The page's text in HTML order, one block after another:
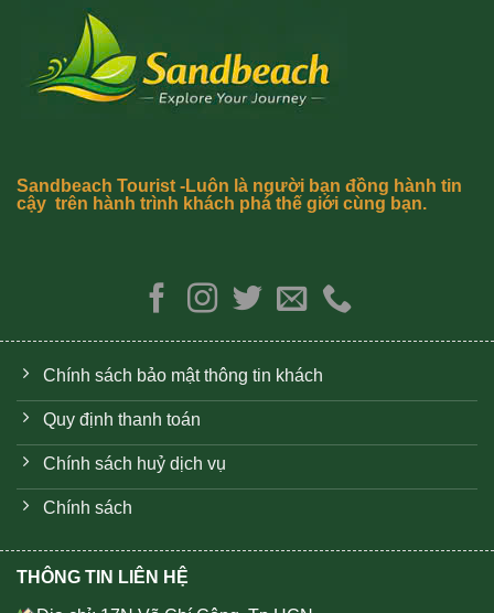
Sandbeach Tourist -Luôn là người bạn đồng hành tin
cậy trên hành trình khách phá thế giới cùng bạn.
Chính sách bảo mật thông tin khách
Quy định thanh toán
Chính sách huỷ dịch vụ
Chính sách
THÔNG TIN LIÊN HỆ